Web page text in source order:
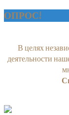
ОПРОС!
В целях
деятельности